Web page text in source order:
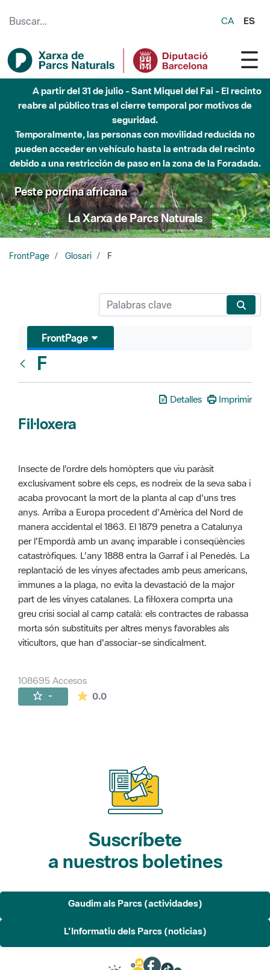
CA ES
A partir del 31 de julio - Sant Miquel del Fai - El recinto
reabre al público tras el cierre temporal por motivos de
seguridad.
Temporalmente, las personas con movilidad reducida no
pueden acceder en vehículo hasta la entrada del recinto
debido a una restricción de paso en la zona de la Foradada.
Peste porcina africana
La Xarxa de Parcs Naturals
FrontPage Glosari F
FrontPage
F
Detalles Imprimir
Fil·loxera
Insecte de l'ordre dels homòpters que viu paràsit
exclusivament sobre els ceps, es nodreix de la seva saba i
acaba provocant la mort de la planta al cap d'uns tres
anys. Arriba a Europa procedent d'Amèrica del Nord de
manera accidental el 1863. El 1879 penetra a Catalunya
per l'Empordà amb un avanç imparable i conseqüències
catastròfiques. L'any 1888 entra la Garraf i al Penedès. La
replantació de les vinyes afectades amb peus americans,
immunes a la plaga, no evita la devastació de la major
part de les vinyes catalanes. La fil·loxera comprta una
greu crisi social al camp català: els contractes de rabassa
morta són substituïts per altres menys favorables als
viticultors, que han d'associar-se sindicalment.
108695 Accesos
- 0.0La valoración media es de 0 estrellas de
Suscríbete
a nuestros boletines
Gaudim als Parcs (actividades)
L'Informatiu dels Parcs (noticias)